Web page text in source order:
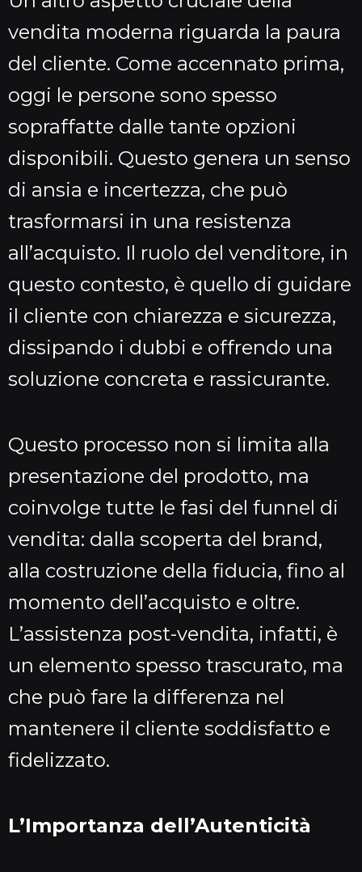
vendita moderna riguarda la paura
del cliente. Come accennato prima,
oggi le persone sono spesso
sopraffatte dalle tante opzioni
disponibili. Questo genera un senso
di ansia e incertezza, che può
trasformarsi in una resistenza
all’acquisto. Il ruolo del venditore, in
questo contesto, è quello di guidare
il cliente con chiarezza e sicurezza,
dissipando i dubbi e offrendo una
soluzione concreta e rassicurante.
Questo processo non si limita alla
presentazione del prodotto, ma
coinvolge tutte le fasi del funnel di
vendita: dalla scoperta del brand,
alla costruzione della fiducia, fino al
momento dell’acquisto e oltre.
L’assistenza post-vendita, infatti, è
un elemento spesso trascurato, ma
che può fare la differenza nel
mantenere il cliente soddisfatto e
fidelizzato.
L’Importanza dell’Autenticità